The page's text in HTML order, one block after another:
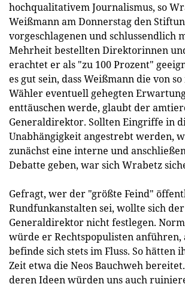
hochqualitativem Journalismus, so
Weißmann am Donnerstag den
vorgeschlagenen und schlussendlich
Mehrheit bestellten Direktorinnen
erachtet er als "zu 100 Prozent"
es gut sein, dass Weißmann die von
Wähler eventuell gehegten
enttäuschen werde, glaubt der
Generaldirektor. Sollten Eingriffe in
Unabhängigkeit angestrebt werden,
zunächst eine interne und
Debatte geben, war sich Wrabetz
Gefragt, wer der "größte Feind"
Rundfunkanstalten sei, wollte sich der
Generaldirektor nicht festlegen.
würde er Rechtspopulisten anführen,
befinde sich stets im Fluss. So hätten
Zeit etwa die Neos Bauchweh
deren Ideen würden uns auch